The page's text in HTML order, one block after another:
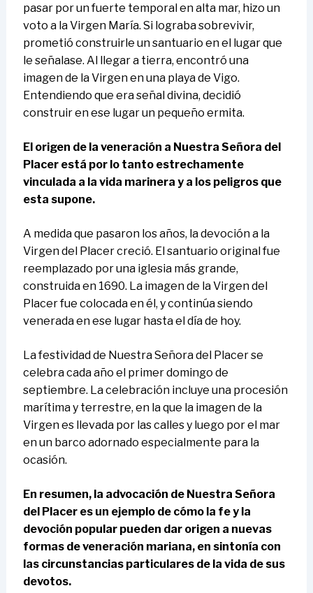
pasar por un fuerte temporal en alta mar, hizo un
voto a la Virgen María. Si lograba sobrevivir,
prometió construirle un santuario en el lugar que
le señalase. Al llegar a tierra, encontró una
imagen de la Virgen en una playa de Vigo.
Entendiendo que era señal divina, decidió
construir en ese lugar un pequeño ermita.
El origen de la veneración a Nuestra Señora del
Placer está por lo tanto estrechamente
vinculada a la vida marinera y a los peligros que
esta supone.
A medida que pasaron los años, la devoción a la
Virgen del Placer creció. El santuario original fue
reemplazado por una iglesia más grande,
construida en 1690. La imagen de la Virgen del
Placer fue colocada en él, y continúa siendo
venerada en ese lugar hasta el día de hoy.
La festividad de Nuestra Señora del Placer se
celebra cada año el primer domingo de
septiembre. La celebración incluye una procesión
marítima y terrestre, en la que la imagen de la
Virgen es llevada por las calles y luego por el mar
en un barco adornado especialmente para la
ocasión.
En resumen, la advocación de Nuestra Señora
del Placer es un ejemplo de cómo la fe y la
devoción popular pueden dar origen a nuevas
formas de veneración mariana, en sintonía con
las circunstancias particulares de la vida de sus
devotos.